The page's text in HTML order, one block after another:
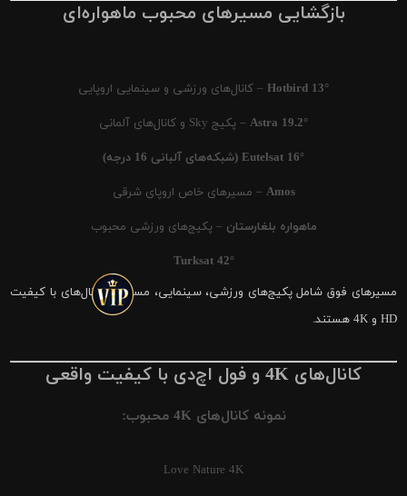
بازگشایی مسیرهای محبوب ماهواره‌ای
Hotbird 13° – کانال‌های ورزشی و سینمایی اروپایی
Astra 19.2° – پکیج Sky و کانال‌های آلمانی
Eutelsat 16° (شبکه‌های آلبانی 16 درجه)
Amos – مسیرهای خاص اروپای شرقی
ماهواره بلغارستان – پکیج‌های ورزشی محبوب
Turksat 42°
مسیرهای فوق شامل پکیج‌های ورزشی، سینمایی، مستند و کانال‌های با کیفیت
HD و 4K هستند.
کانال‌های 4K و فول اچ‌دی با کیفیت واقعی
نمونه کانال‌های 4K محبوب:
Love Nature 4K